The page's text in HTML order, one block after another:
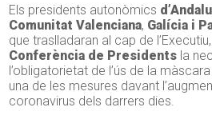
Els presidents autonòmics
Comunitat Valenciana, Galícia i
que traslladaran al cap de l’Executiu,
Conferència de Presidents la
l’obligatorietat de l’ús de la
una de les mesures davant
coronavirus dels darrers dies.